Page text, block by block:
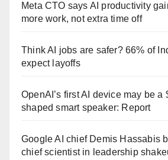
Meta CTO says AI productivity
more work, not extra time off
Think AI jobs are safer? 66% of
expect layoffs
OpenAI’s first AI device may be a
shaped smart speaker: Report
Google AI chief Demis Hassabis
chief scientist in leadership